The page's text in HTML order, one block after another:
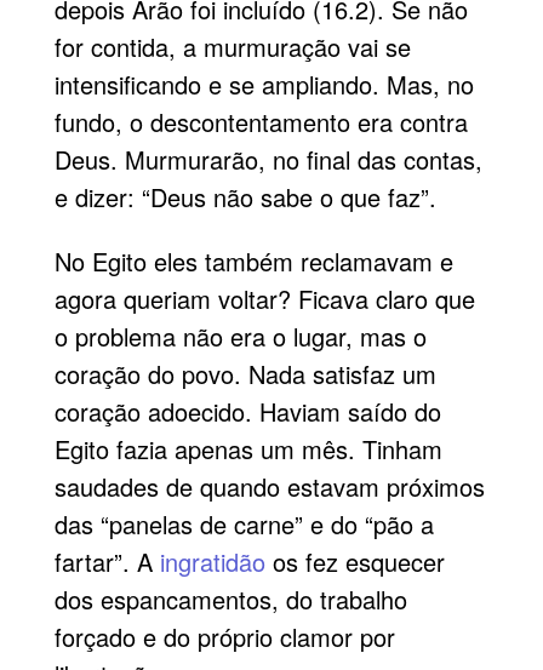
depois Arão foi incluído (16.2). Se não
for contida, a murmuração vai se
intensificando e se ampliando. Mas, no
fundo, o descontentamento era contra
Deus. Murmurarão, no final das contas,
e dizer: “Deus não sabe o que faz”.
No Egito eles também reclamavam e
agora queriam voltar? Ficava claro que
o problema não era o lugar, mas o
coração do povo. Nada satisfaz um
coração adoecido. Haviam saído do
Egito fazia apenas um mês. Tinham
saudades de quando estavam próximos
das “panelas de carne” e do “pão a
fartar”. A ingratidãoos fez esquecer
dos espancamentos, do trabalho
forçado e do próprio clamor por